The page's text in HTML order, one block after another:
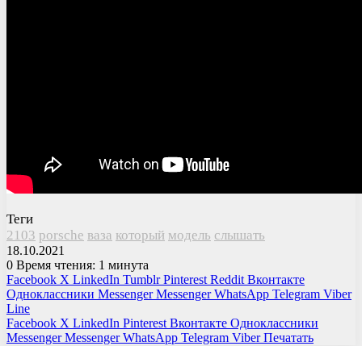
Теги
2103 porsche ваза который модель слышать
18.10.2021
0 Время чтения: 1 минута
Facebook X LinkedIn Tumblr Pinterest Reddit Вконтакте
Одноклассники Messenger Messenger WhatsApp Telegram Viber
Line
Facebook X LinkedIn Pinterest Вконтакте Одноклассники
Messenger Messenger WhatsApp Telegram Viber Печатать